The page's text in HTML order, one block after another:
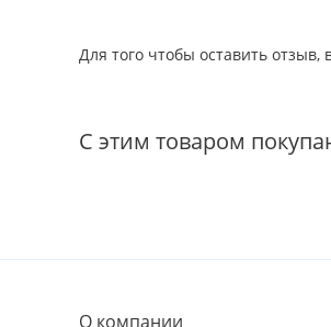
Для того чтобы оставить
С этим товаром
О компании